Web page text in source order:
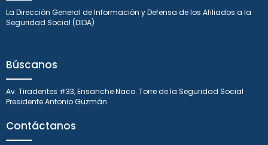
La Dirección General de Información y Defensa de los Afiliados a la
Seguridad Social (DIDA)
Búscanos
Av. Tiradentes #33, Ensanche Naco. Torre de la Seguridad Social
Presidente Antonio Guzmán
Contáctanos